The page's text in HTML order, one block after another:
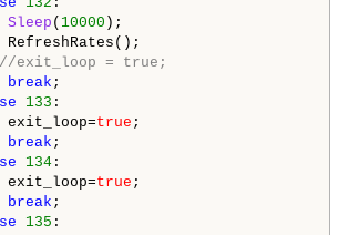
Sleep ( 10000
//exit_loop = true;
break
133 :
true
break
134 :
true
break
135 :